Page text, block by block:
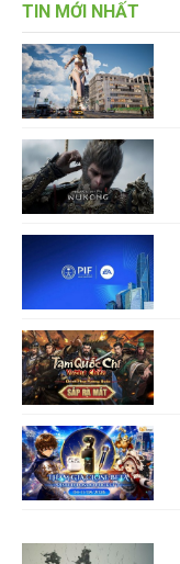
TIN MỚI NHẤT